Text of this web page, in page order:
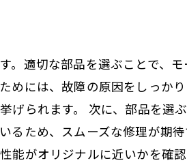
。適切な部品を選ぶことで、
めには、故障の原因をしっか
げられます。 次に、部品を選
るため、スムーズな修理が期
能がオリジナルに近いかを確